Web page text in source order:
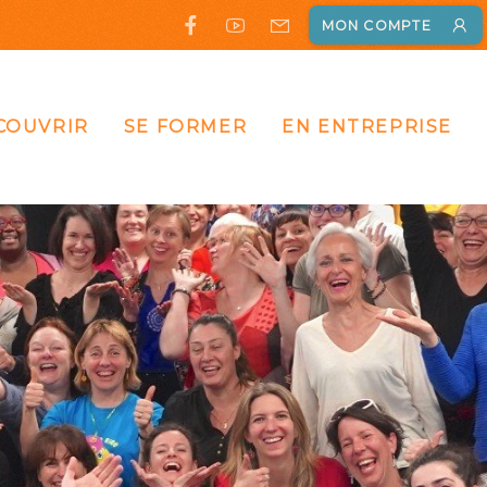
MON COMPTE
SE FORMER EN ENTREPRISE